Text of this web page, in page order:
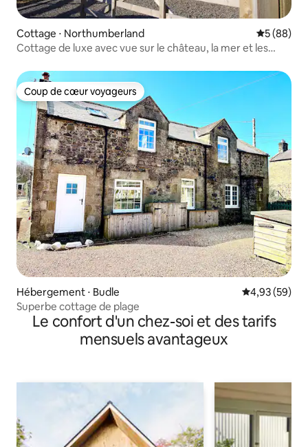
Cottage ⋅ Northumberland
5 (88)
Cottage de luxe avec vue sur le château, la mer et les
Coup de cœur voyageurs
Coup de cœur voyageurs
Hébergement ⋅ Budle Évaluation
4,93 (59)
Superbe cottage de plage
Le confort d'un chez-soi et des tarifs
mensuels avantageux